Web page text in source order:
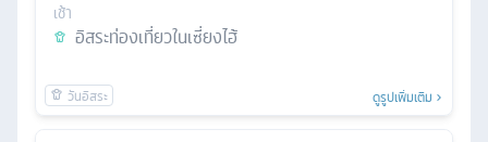
เช้า
อิสระท่องเที่ยวในเซี่ยงไฮ้
ดูรูปเพิ่มเติม